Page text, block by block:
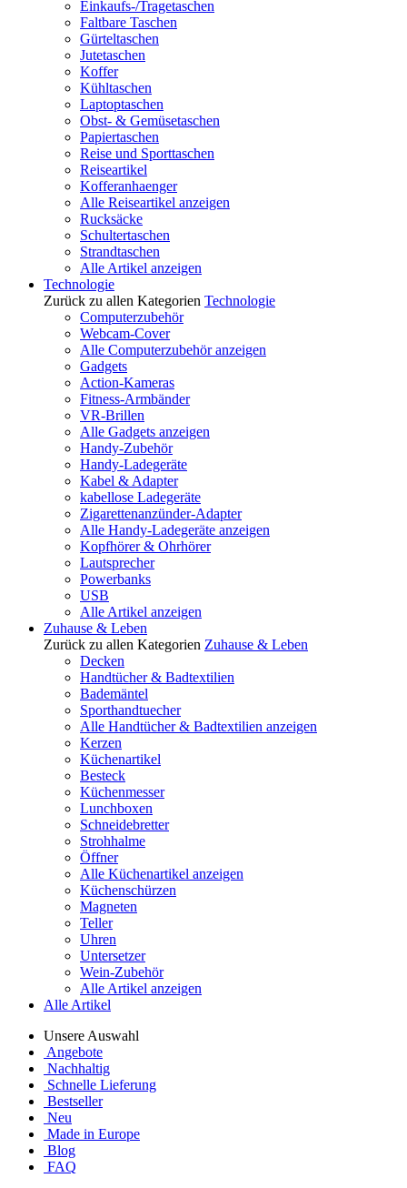
Einkaufs-/Tragetaschen
Faltbare Taschen
Gürteltaschen
Jutetaschen
Koffer
Kühltaschen
Laptoptaschen
Obst- & Gemüsetaschen
Papiertaschen
Reise und Sporttaschen
Reiseartikel
Kofferanhaenger
Alle Reiseartikel anzeigen
Rucksäcke
Schultertaschen
Strandtaschen
Alle Artikel anzeigen
Technologie
Zurück zu allen Kategorien Technologie
Computerzubehör
Webcam-Cover
Alle Computerzubehör anzeigen
Gadgets
Action-Kameras
Fitness-Armbänder
VR-Brillen
Alle Gadgets anzeigen
Handy-Zubehör
Handy-Ladegeräte
Kabel & Adapter
kabellose Ladegeräte
Zigarettenanzünder-Adapter
Alle Handy-Ladegeräte anzeigen
Kopfhörer & Ohrhörer
Lautsprecher
Powerbanks
USB
Alle Artikel anzeigen
Zuhause & Leben
Zurück zu allen Kategorien Zuhause & Leben
Decken
Handtücher & Badtextilien
Bademäntel
Sporthandtuecher
Alle Handtücher & Badtextilien anzeigen
Kerzen
Küchenartikel
Besteck
Küchenmesser
Lunchboxen
Schneidebretter
Strohhalme
Öffner
Alle Küchenartikel anzeigen
Küchenschürzen
Magneten
Teller
Uhren
Untersetzer
Wein-Zubehör
Alle Artikel anzeigen
Alle Artikel
Unsere Auswahl
Angebote
Nachhaltig
Schnelle Lieferung
Bestseller
Neu
Made in Europe
Blog
FAQ